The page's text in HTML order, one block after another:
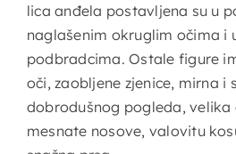
lica anđela postavljena su u
naglašenim okruglim očima i
podbradcima. Ostale figure
oči, zaobljene zjenice, mirna i
dobrodušnog pogleda, velika
mesnate nosove, valovitu